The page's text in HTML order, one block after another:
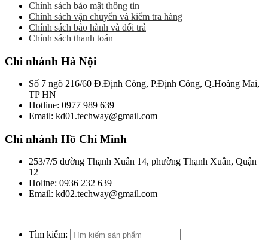
Chính sách bảo mật thông tin
Chính sách vận chuyển và kiểm tra hàng
Chính sách bảo hành và đổi trả
Chính sách thanh toán
Chi nhánh Hà Nội
Số 7 ngõ 216/60 Đ.Định Công, P.Định Công, Q.Hoàng Mai,
TP HN
Hotline: 0977 989 639
Email: kd01.techway@gmail.com
Chi nhánh Hồ Chí Minh
253/7/5 đường Thạnh Xuân 14, phường Thạnh Xuân, Quận
12
Holine: 0936 232 639
Email: kd02.techway@gmail.com
Tìm kiếm: